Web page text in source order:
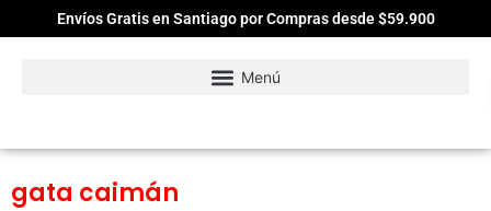
Envíos Gratis en Santiago por Compras desde $59.900
gata caimán